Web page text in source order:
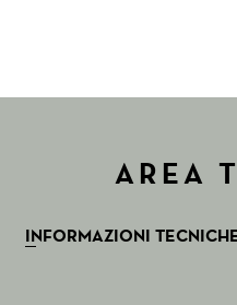
AREA
INFORMAZIONI